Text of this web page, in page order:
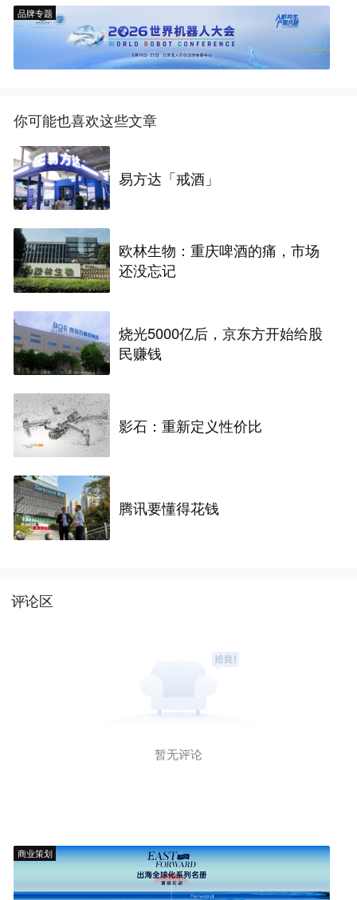
品牌专题
你可能也喜欢这些文章
易方达「戒酒」
欧林生物：重庆啤酒的痛，市场
还没忘记
烧光5000亿后，京东方开始给股
民赚钱
影石：重新定义性价比
腾讯要懂得花钱
评论区
暂无评论
商业策划